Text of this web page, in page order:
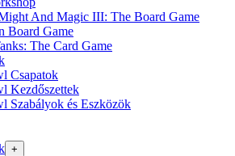
And Magic III: The Board Game
Board Game
The Card Game
Csapatok
Kezdőszettek
Szabályok és Eszközök
+